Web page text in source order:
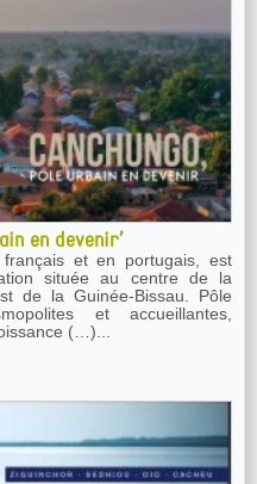
en devenir’
et en portugais, est
située au centre de la
la Guinée-Bissau. Pôle
et accueillantes,
(…)...